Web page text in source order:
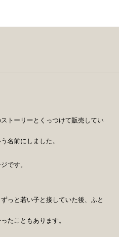
トーリーとくっつけて販売してい
名前にしました。
です。
っと若い子と接していた後、ふと
たこともあります。